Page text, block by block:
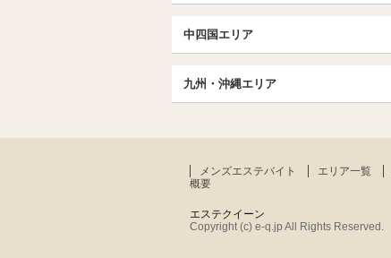
東京TOP
京王線・小田急線沿線
神奈川TOP
名古屋TOP
名古屋・名駅・太閤通
春日井・豊田・東海
京都駅・伏見区
三条・京都市役所前
大阪エリア
梅田・北新地
難波（なんば）
堺・和泉・岸和田
中四国エリア
広島
九州・沖縄エリア
大分
メンズエステバイト エリア一覧
概要
エステクイーン
Copyright (c) e-q.jp All Rights Reserved.